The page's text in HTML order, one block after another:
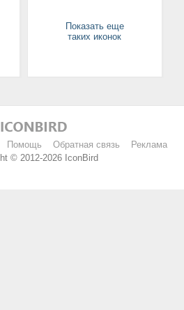
Показать еще
таких иконок
Помощь Обратная связь
Реклама
© 2012-2026 IconBird